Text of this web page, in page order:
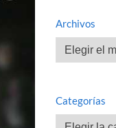
Archivos
Archivos
Categorías
Categorías